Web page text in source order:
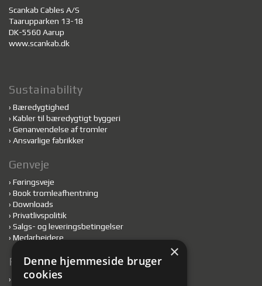
Scankab Cables A/S
Taarupparken 13-18
DK-5560 Aarup
www.scankab.dk
Sustainability
› Bæredygtighed
› Kabler til bæredygtigt byggeri
› Genanvendelse af tromler
› Ansvarlige fabrikker
Genveje
› Føringsveje
› Book tromleafhentning
› Downloads
› Privatlivspolitik
› Salgs- og leveringsbetingelser
› Medarbejdere
Følg med
›
Nyheder
×
Denne hjemmeside bruger
cookies